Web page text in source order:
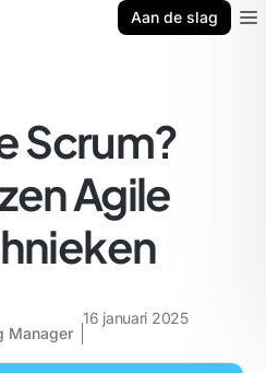
Aan de slag
Scrum?
Agile
Manager
16 januari 2025